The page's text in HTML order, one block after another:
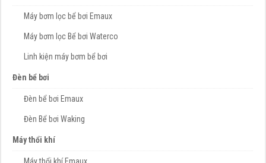
Máy bơm lọc bể bơi Emaux
Máy bơm lọc Bể bơi Waterco
Linh kiện máy bơm bể bơi
Đèn bể bơi
Đèn bể bơi Emaux
Đèn Bể bơi Waking
Máy thổi khí